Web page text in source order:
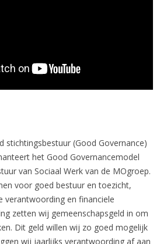
stichtingsbestuur (Good Governance)
het Good Governancemodel
van Sociaal Werk van de MOgroep.
voor goed bestuur en toezicht,
verantwoording en financiele
zetten wij gemeenschapsgeld in om
Dit geld willen wij zo goed mogelijk
wij jaarlijks verantwoording af aan